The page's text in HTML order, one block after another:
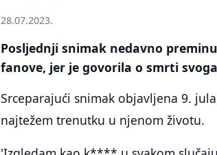
28.07.2023.
Posljednji snimak nedavno
fanove, jer je govorila o smrti
Srceparajući snimak objavljena 9.
najtežem trenutku u njenom životu.